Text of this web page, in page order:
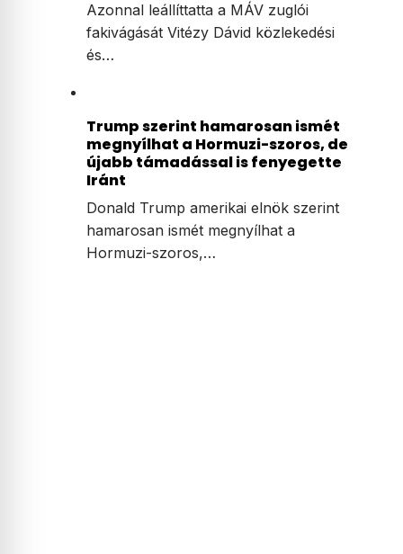
Azonnal leállíttatta a MÁV zuglói
fakivágását Vitézy Dávid közlekedési
és…
Trump szerint hamarosan ismét
megnyílhat a Hormuzi-szoros, de
újabb támadással is fenyegette
Iránt
Donald Trump amerikai elnök szerint
hamarosan ismét megnyílhat a
Hormuzi-szoros,…